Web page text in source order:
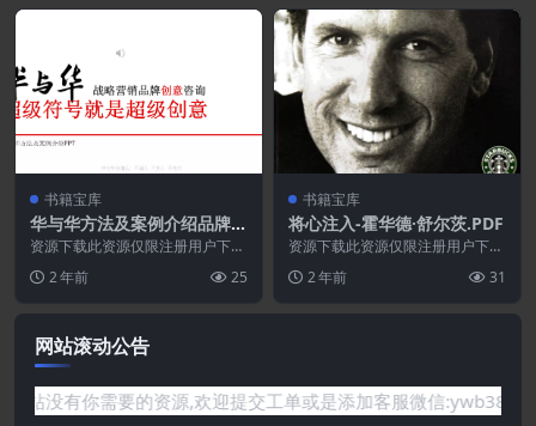
书籍宝库
华与华方法及案例介绍品牌手
册
资源下载此资源仅限注册用户下
载，请先登录特别提醒:本网站不
保证所有资源永久更新资...
2 年前 25
书籍宝库
将心注入-霍华德·舒尔茨.PDF
资源下载此资源仅限注册用户下
载，请先登录特别提醒:本网站不
保证所有资源永久更新资...
2 年前 31
网站滚动公告
需要的资源,欢迎提交工单或是添加客服微信:ywb386获取帮助！